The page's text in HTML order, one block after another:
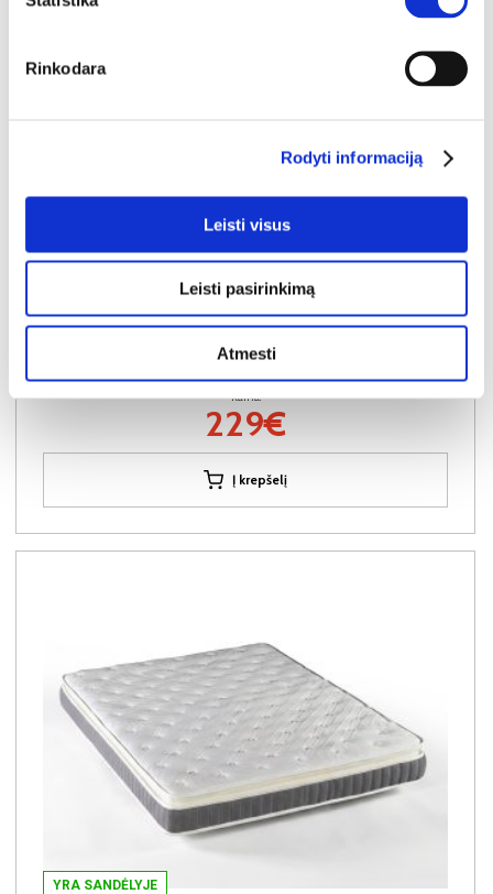
Rinkodara
Rodyti informaciją
Leisti visus
Leisti pasirinkimą
Atmesti
FROSTY ELITE LATEX 140x200x22 čiužinys (Susuktas)
Kaina:
229€
Į krepšelį
YRA SANDĖLYJE